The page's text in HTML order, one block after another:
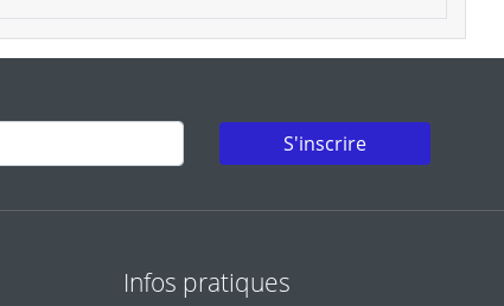
S'inscrire
Infos pratiques